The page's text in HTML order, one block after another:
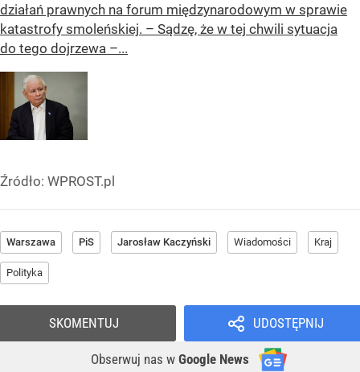
działań prawnych na forum międzynarodowym w sprawie
katastrofy smoleńskiej. – Sądzę, że w tej chwili sytuacja
do tego dojrzewa –...
Źródło: WPROST.pl
Warszawa PiS Jarosław Kaczyński Wiadomości Kraj
Polityka
UDOSTĘPNIJ
Obserwuj nas w Google News
SKOMENTUJ